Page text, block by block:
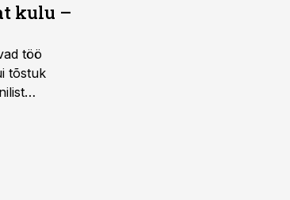
kulu –
töö
tõstuk